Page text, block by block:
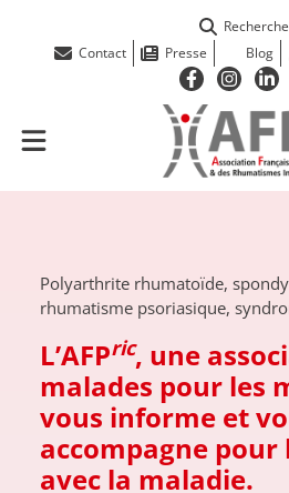
Recherche
Contact
Presse Blog
Polyarthrite rhumatoïde,
rhumatisme psoriasique,
L’AFPric, une
malades pour les
vous informe et
accompagne
avec la maladie.